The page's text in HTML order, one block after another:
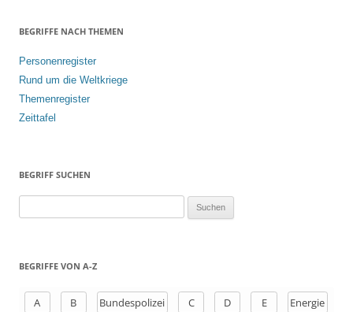
BEGRIFFE NACH THEMEN
Personenregister
Rund um die Weltkriege
Themenregister
Zeittafel
BEGRIFF SUCHEN
h
BEGRIFFE VON A-Z
A B Bundespolizei C D E Energie